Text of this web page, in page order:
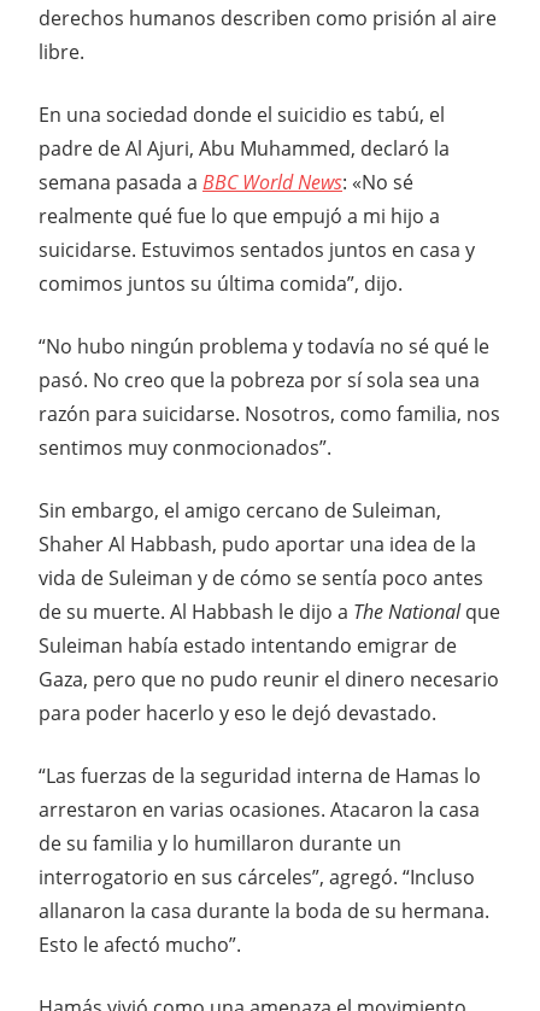
derechos humanos describen como prisión al aire
libre.
En una sociedad donde el suicidio es tabú, el
padre de Al Ajuri, Abu Muhammed, declaró la
semana pasada a BBC World News: «No sé
realmente qué fue lo que empujó a mi hijo a
suicidarse. Estuvimos sentados juntos en casa y
comimos juntos su última comida”, dijo.
“No hubo ningún problema y todavía no sé qué le
pasó. No creo que la pobreza por sí sola sea una
razón para suicidarse. Nosotros, como familia, nos
sentimos muy conmocionados”.
Sin embargo, el amigo cercano de Suleiman,
Shaher Al Habbash, pudo aportar una idea de la
vida de Suleiman y de cómo se sentía poco antes
de su muerte. Al Habbash le dijo a The Nationalque
Suleiman había estado intentando emigrar de
Gaza, pero que no pudo reunir el dinero necesario
para poder hacerlo y eso le dejó devastado.
“Las fuerzas de la seguridad interna de Hamas lo
arrestaron en varias ocasiones. Atacaron la casa
de su familia y lo humillaron durante un
interrogatorio en sus cárceles”, agregó. “Incluso
allanaron la casa durante la boda de su hermana.
Esto le afectó mucho”.